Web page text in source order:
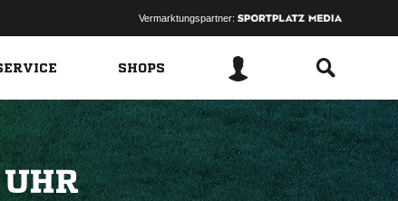
Vermarktungspartner:
SHOPS
